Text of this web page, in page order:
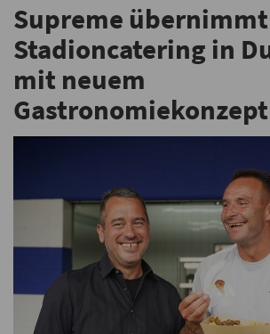
Supreme übernimmt
Stadioncatering in
mit neuem
Gastronomiekonzept